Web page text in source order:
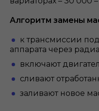
Алгоритм замены
к трансмиссии
аппарата через
включают
сливают
заливают новое